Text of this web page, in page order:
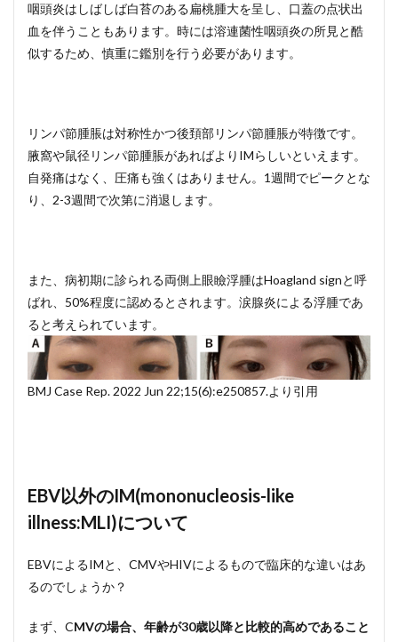
咽頭炎はしばしば白苔のある扁桃腫大を呈し、口蓋の点状出
血を伴うこともあります。時には溶連菌性咽頭炎の所見と酷
似するため、慎重に鑑別を行う必要があります。
リンパ節腫脹は対称性かつ後頚部リンパ節腫脹が特徴です。
腋窩や鼠径リンパ節腫脹があればよりIMらしいといえます。
自発痛はなく、圧痛も強くはありません。1週間でピークとな
り、2-3週間で次第に消退します。
また、病初期に診られる両側上眼瞼浮腫はHoagland signと呼
ばれ、50%程度に認めるとされます。涙腺炎による浮腫であ
ると考えられています。
BMJ Case Rep. 2022 Jun 22;15(6):e250857.より引用
EBV以外のIM(mononucleosis-like
illness:MLI)について
EBVによるIMと、CMVやHIVによるもので臨床的な違いはあ
るのでしょうか？
まず、CMVの場合、年齢が30歳以降と比較的高めであること